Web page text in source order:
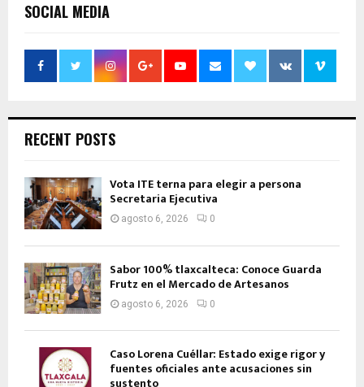
SOCIAL MEDIA
RECENT POSTS
Vota ITE terna para elegir a persona
Secretaria Ejecutiva
agosto 6, 2026 0
Sabor 100% tlaxcalteca: Conoce Guarda
Frutz en el Mercado de Artesanos
agosto 6, 2026 0
Caso Lorena Cuéllar: Estado exige rigor y
fuentes oficiales ante acusaciones sin